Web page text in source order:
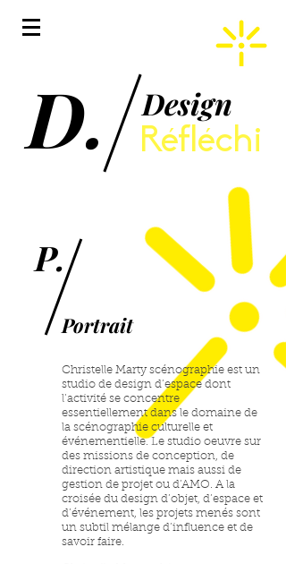
Réfléchi
Design
Christelle Marty scénographie est un
studio de design d’espace dont
l’activité se concentre
essentiellement dans le domaine de
la scénographie culturelle et
événementielle. Le studio oeuvre sur
des missions de conception, de
direction artistique mais aussi de
gestion de projet ou d’AMO. A la
croisée du design d’objet, d’espace et
d’événement, les projets menés sont
un subtil mélange d’influence et de
savoir faire.
P.
Portrait
D.